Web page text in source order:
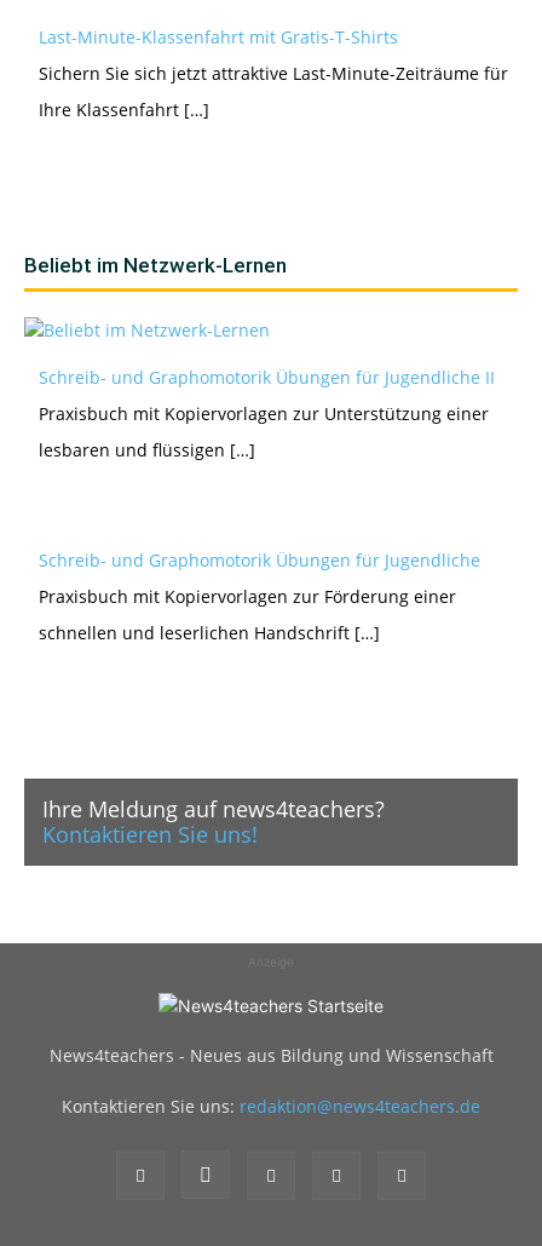
Last-Minute-Klassenfahrt mit Gratis-T-Shirts
Sichern Sie sich jetzt attraktive Last-Minute-Zeiträume für
Ihre Klassenfahrt […]
Beliebt im Netzwerk-Lernen
Schreib- und Graphomotorik Übungen für Jugendliche II
Praxisbuch mit Kopiervorlagen zur Unterstützung einer
lesbaren und flüssigen […]
Schreib- und Graphomotorik Übungen für Jugendliche
Praxisbuch mit Kopiervorlagen zur Förderung einer
schnellen und leserlichen Handschrift […]
Ihre Meldung auf news4teachers?
Kontaktieren Sie uns!
News4teachers - Neues aus Bildung und Wissenschaft
Kontaktieren Sie uns: redaktion@news4teachers.de